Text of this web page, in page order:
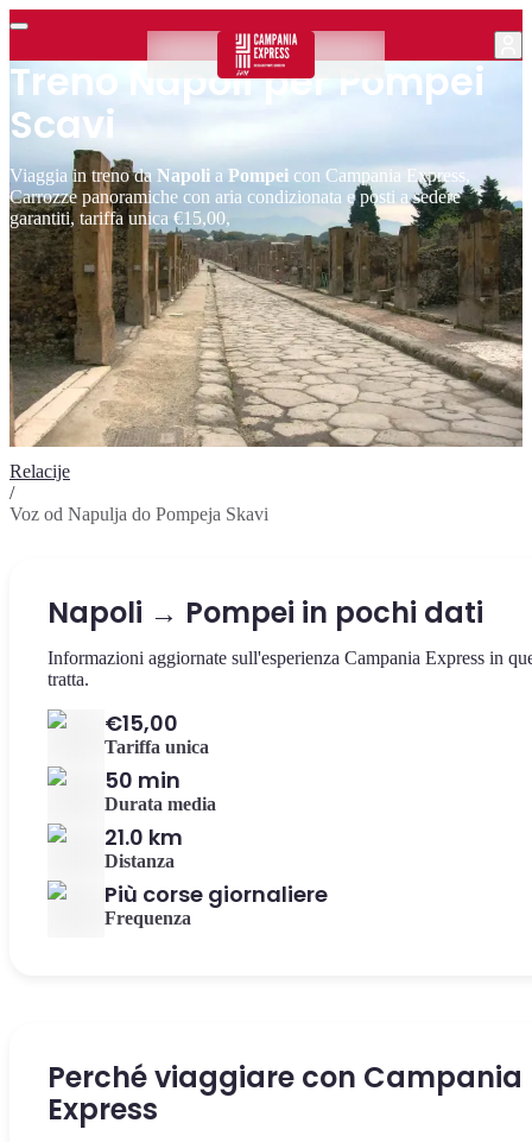
Treno Napoli per Pompei
Scavi
Viaggia in treno da Napoli a Pompei con Campania Express,
Carrozze panoramiche con aria condizionata e posti a sedere
garantiti, tariffa unica €15,00,
Relacije
/
Voz od Napulja do Pompeja Skavi
Napoli → Pompei in pochi dati
Informazioni aggiornate sull'esperienza Campania Express in
tratta.
€15,00
Tariffa unica
50 min
Durata media
21.0 km
Distanza
Più corse giornaliere
Frequenza
Perché viaggiare con Campania
Express